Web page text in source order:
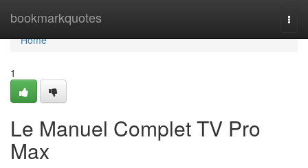
bookmarkquotes
Home
Home
1
Le Manuel Complet TV Pro
Max